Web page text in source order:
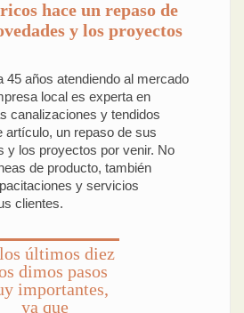
hace un repaso de
y los proyectos
45 años atendiendo al mercado
local es experta en
canalizaciones y tendidos
artículo, un repaso de sus
y los proyectos por venir. No
de producto, también
y servicios
clientes.
últimos diez
dimos pasos
importantes,
ya que